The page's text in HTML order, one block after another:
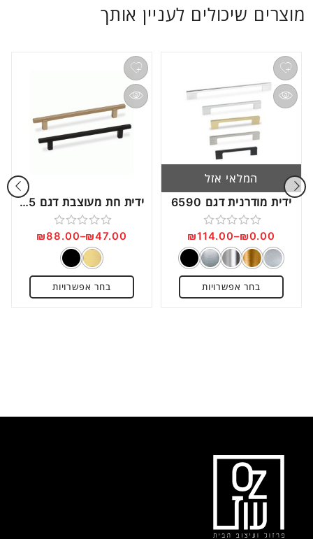
מוצרים שיכולים לעניין אותך
המלאי אזל
ידית מודרנית דגם 6590
דורג
0
מתוך
5
₪0.00
–
₪114.00
בחר אפשרויות
ידית חת מעוצבת דגם C1175
דורג
מתוך
5
₪47.00
–
₪88.00
בחר אפשרויות